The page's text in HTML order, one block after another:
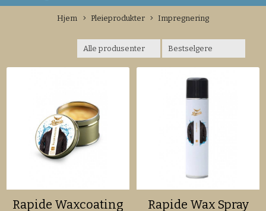
Hjem Pleieprodukter Impregnering
Rapide Waxcoating Rapide Wax Spray